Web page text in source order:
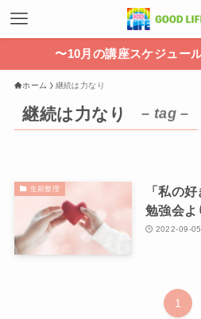
〜10月の講座スケジュー
ホーム 継続は力なり
継続は力なり – tag –
生前整理
「私の
勉強会よ
2022-09-05
1